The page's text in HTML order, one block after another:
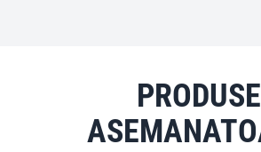
PRODUSE